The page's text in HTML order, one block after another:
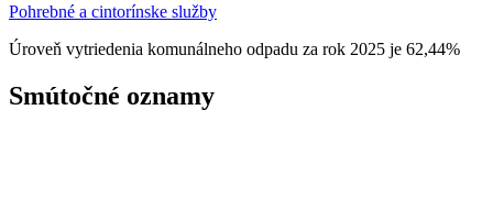
Pohrebné a cintorínske služby
Úroveň vytriedenia komunálneho odpadu za rok 2025 je 62,44%
Smútočné oznamy